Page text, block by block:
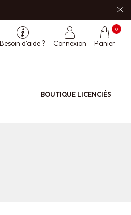
BOUTIQUE LICENCIÉS
Besoin d'aide ? Connexion Panier
0